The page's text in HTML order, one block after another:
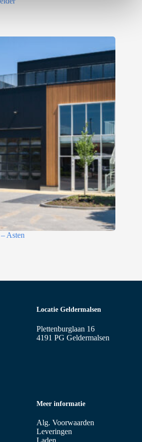
Asten
Meer informatie
Alg. Voorwaarden
Leveringen
Locatie Geldermalsen
Plettenburglaan 16
4191 PG Geldermalsen